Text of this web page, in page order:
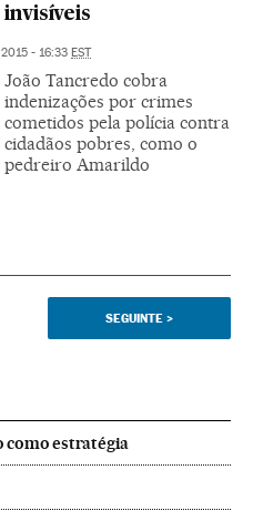
invisíveis
2015 - 16:33 EST
João Tancredo cobra
indenizações por crimes
cometidos pela polícia contra
cidadãos pobres, como o
pedreiro Amarildo
SEGUINTE >
como estratégia